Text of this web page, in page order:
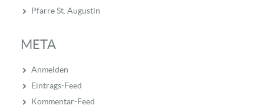
Pfarre St. Augustin
META
Anmelden
Eintrags-Feed
Kommentar-Feed